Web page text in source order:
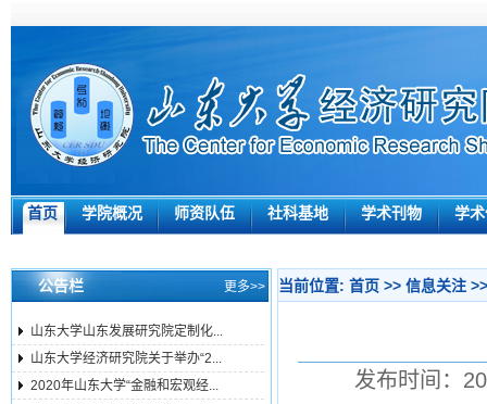
首页 学院概况 师资队伍 社科基地 学术刊物 学
公告栏 更多>>
山东大学山东发展研究院定制化...
山东大学经济研究院关于举办“2...
2020年山东大学“金融和宏观经...
当前位置: 首页 >> 信息关注
发布时间：